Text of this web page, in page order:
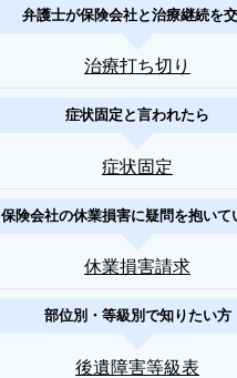
弁護士が保険会社と治療継続を
治療打ち切り
症状固定と言われたら
症状固定
保険会社の休業損害に疑問を抱いて
休業損害請求
部位別・等級別で知りたい方
後遺障害等級表